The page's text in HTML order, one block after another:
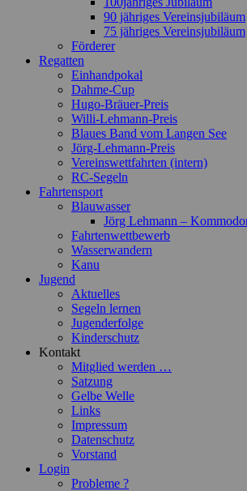
90 jähriges Vereinsjubiläum
75 jähriges Vereinsjubiläum
Förderer
Regatten
Einhandpokal
Dahme-Cup
Hugo-Bräuer-Preis
Willi-Lehmann-Preis
Blaues Band vom Langen See
Jörg-Lehmann-Preis
Vereinswettfahrten (intern)
RC-Segeln
Fahrtensport
Blauwasser
Jörg Lehmann –
Fahrtenwettbewerb
Wasserwandern
Kanu
Jugend
Aktuelles
Segeln lernen
Jugenderfolge
Kinderschutz
Kontakt
Mitglied werden …
Satzung
Gelbe Welle
Links
Impressum
Datenschutz
Vorstand
Login
Probleme ?